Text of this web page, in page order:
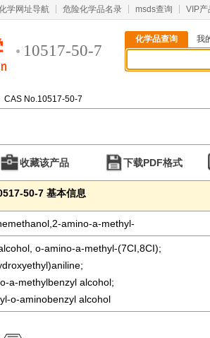
学网址导航 危险化学品名录 msds查询 VIP产
10517-50-7
化学品查询 我
CAS No.10517-50-7
收藏该产品 下载PDF格式
50-7 基本信息
amino-a-methyl-
o-amino-a-methyl-(7CI,8CI);
a-methylbenzyl alcohol;
o-aminobenzyl alcohol